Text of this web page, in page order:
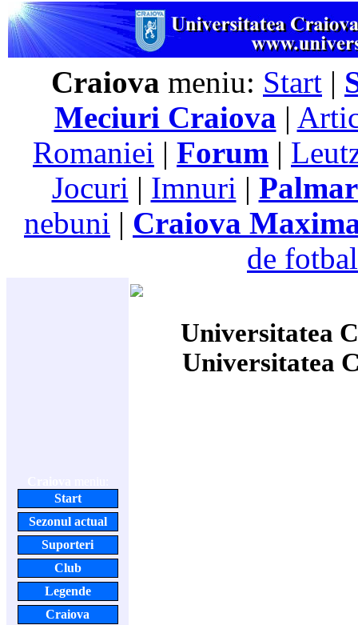
Craiova meniu: Start |
Meciuri Craiova |
Romaniei | Forum |
Jocuri | Imnuri |
nebuni | Craiova
de
Start
Sezonul actual
Suporteri
Club
Legende
Craiova
Universitatea
Universitatea